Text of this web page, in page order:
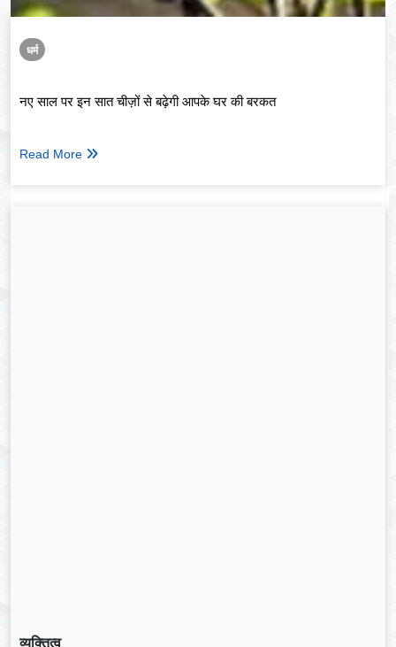
धर्म
नए साल पर इन सात चीज़ों से बढ़ेगी आपके घर की बरकत
Read More
व्यक्तित्व